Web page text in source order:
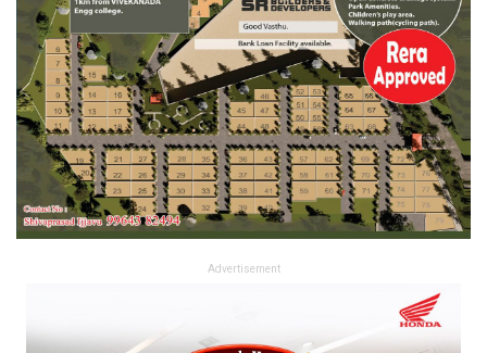
Advertisement